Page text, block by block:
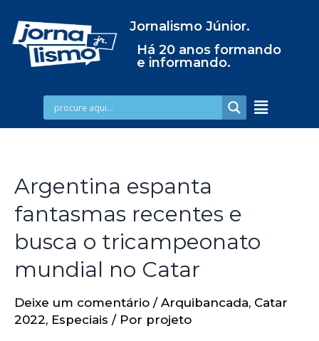
Jornalismo Júnior.
Há 20 anos formando
e informando.
Argentina espanta
fantasmas recentes e
busca o tricampeonato
mundial no Catar
Deixe um comentário / Arquibancada, Catar
2022, Especiais / Por projeto